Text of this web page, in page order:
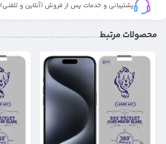
پشتیبانی و خدمات پس از فروش (آنلاین و تلفنی)
محصولات مرتبط
25%
25%